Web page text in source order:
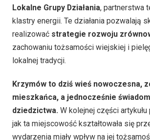
Lokalne Grupy Działania, partnerstwa
klastry energii. Te działania pozwalają
realizować strategie rozwoju
zachowaniu tożsamości wiejskiej i
lokalnej tradycji.
Krzymów to dziś wieś nowoczesna,
mieszkańca, a jednocześnie
dziedzictwa. W kolejnej części
jak ta miejscowość kształtowała się
wydarzenia miały wpływ na jej